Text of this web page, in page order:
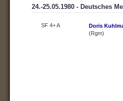
24.-25.05.1980 - Deutsches
SF 4+ A Doris
(Rgm)